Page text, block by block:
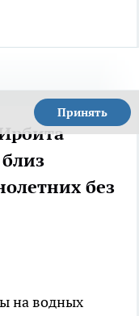
Принять
без
на водных